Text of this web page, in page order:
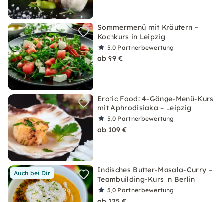
Sommermenü mit Kräutern –
Kochkurs in Leipzig
5,0 Partnerbewertung
ab 99 €
Erotic Food: 4-Gänge-Menü-Kurs
mit Aphrodisiaka – Leipzig
5,0 Partnerbewertung
ab 109 €
Auch bei Dir
Indisches Butter-Masala-Curry –
Teambuilding-Kurs in Berlin
5,0 Partnerbewertung